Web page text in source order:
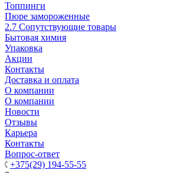
Топпинги
Пюре замороженные
2.7 Сопутствующие товары
Бытовая химия
Упаковка
Акции
Контакты
Доставка и оплата
О компании
О компании
Новости
Отзывы
Карьера
Контакты
Вопрос-ответ
+375(29) 194-55-55